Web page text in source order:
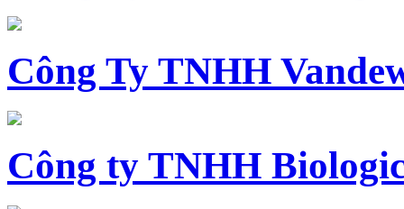
Công Ty TNHH
Công ty TNHH